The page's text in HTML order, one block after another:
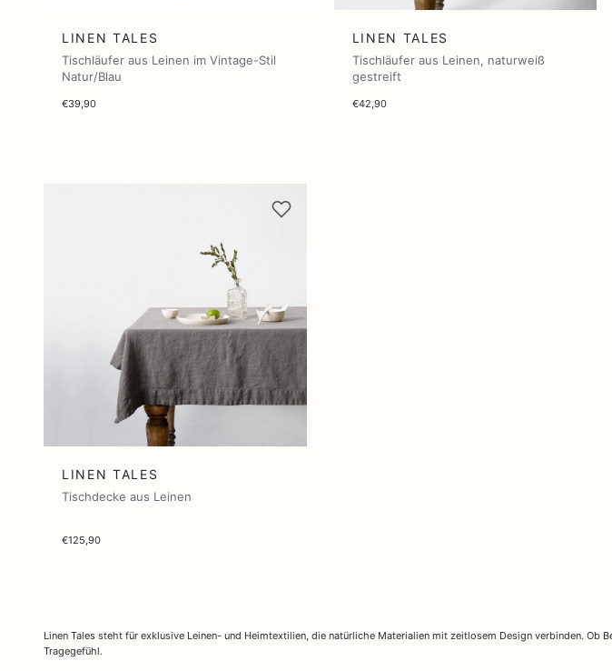
LINEN TALES
Tischläufer aus Leinen im Vintage-Stil
Natur/Blau
€39,90
LINEN TALES
Tischläufer aus Leinen, naturweiß
gestreift
€42,90
LINEN TALES
Tischdecke aus Leinen
€125,90
Linen Tales steht für exklusive Leinen- und Heimtextilien, die natürliche Materialien mit zeitlosem Design verbinden.
Tragegefühl.